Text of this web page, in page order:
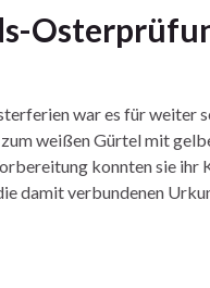
war es für weiter
weißen Gürtel mit
konnten sie ihr
damit verbundenen